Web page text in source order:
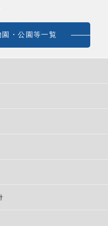
・公園等一覧